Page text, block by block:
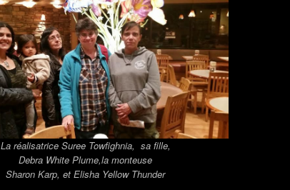
La réalisatrice Suree Towfighnia, sa fille,
Debra White Plume,la monteuse
Sharon Karp, et Elisha Yellow Thunder